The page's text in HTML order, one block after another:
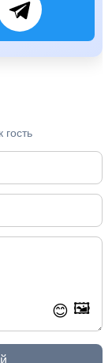
гость
😊 🖼️